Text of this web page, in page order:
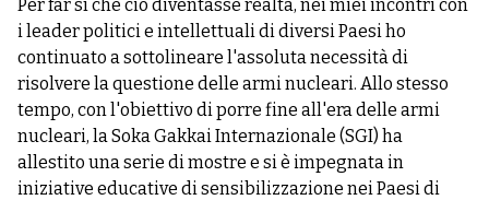
Per far sì che ciò diventasse realtà, nei miei incontri con
i leader politici e intellettuali di diversi Paesi ho
continuato a sottolineare l'assoluta necessità di
risolvere la questione delle armi nucleari. Allo stesso
tempo, con l'obiettivo di porre fine all'era delle armi
nucleari, la Soka Gakkai Internazionale (SGI) ha
allestito una serie di mostre e si è impegnata in
iniziative educative di sensibilizzazione nei Paesi di